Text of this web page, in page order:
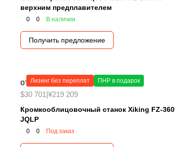
верхним предплавителем
0 0 В наличии
Получить предложение
Лизинг без переплат ПНР в подарок
от 1 620 000 ₽
$30 701 ¥219 209
Кромкооблицовочный станок Xiking FZ-360
JQLP
0 0 Под заказ